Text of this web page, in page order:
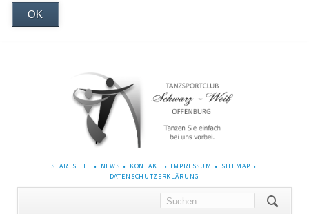
OK
NAVIGATION
STARTSEITE NEWS KONTAKT IMPRESSUM
SITEMAP
DATENSCHUTZERKLÄRUNG